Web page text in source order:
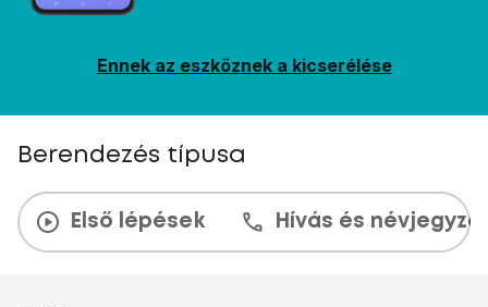
Ennek az eszköznek a kicserélése
Berendezés típusa
Első lépések Hívás és